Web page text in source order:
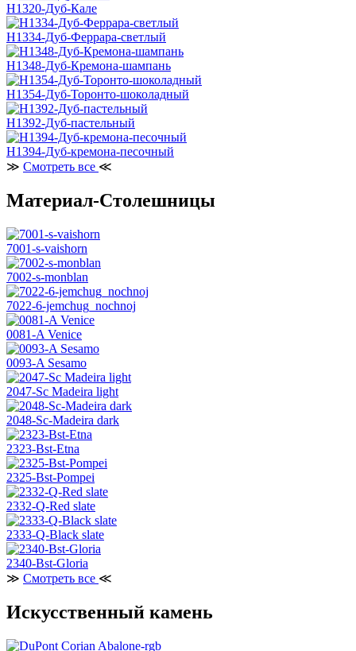
H1320-Дуб-Кале
H1334-Дуб-Феррара-светлый
H1348-Дуб-Кремона-шампань
H1354-Дуб-Торонто-шоколадный
H1392-Дуб-пастельный
H1394-Дуб-кремона-песочный
≫ Смотреть все ≪
Материал-Столешницы
7001-s-vaishorn
7002-s-monblan
7022-6-jemchug_nochnoj
0081-A Venice
0093-A Sesamo
2047-Sc Madeira light
2048-Sc-Madeira dark
2323-Bst-Etna
2325-Bst-Pompei
2332-Q-Red slate
2333-Q-Black slate
2340-Bst-Gloria
≫ Смотреть все ≪
Искусственный камень